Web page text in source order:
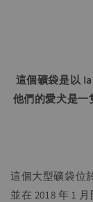
這個礦袋是以
他們的愛犬是一
這個大型礦袋位
並在 2018 年 1